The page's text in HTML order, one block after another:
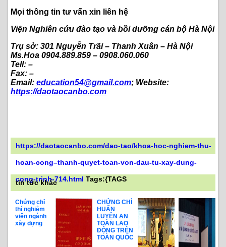
Mọi thông tin tư vấn xin liên hệ
Viện Nghiên cứu đào tạo và bồi dưỡng cán bộ Hà Nội
Trụ sở: 301 Nguyễn Trãi – Thanh Xuân – Hà Nội
Ms.Hoa 0904.889.859 – 0908.060.060
Tell: –
Fax: –
Email: education54@gmail.com; Website:
https://daotaocanbo.com
https://daotaocanbo.com/dao-tao/khoa-hoc-nghiem-thu-
hoan-cong–thanh-quyet-toan-von-dau-tu-xay-dung-
cong-trinh-714.html Tags:{TAGS
tin tức khác
Chứng chỉ
thí nghiệm
viên ngành
xây dựng
CHỨNG CHỈ
HUẤN
LUYỆN AN
TOÀN LAO
ĐỘNG TRÊN
TOÀN QUỐC